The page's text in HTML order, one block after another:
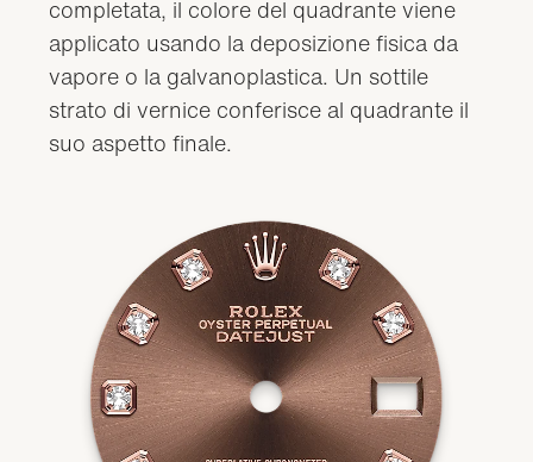
completata, il colore del quadrante viene
applicato usando la deposizione fisica da
vapore o la galvanoplastica. Un sottile
strato di vernice conferisce al quadrante il
suo aspetto finale.